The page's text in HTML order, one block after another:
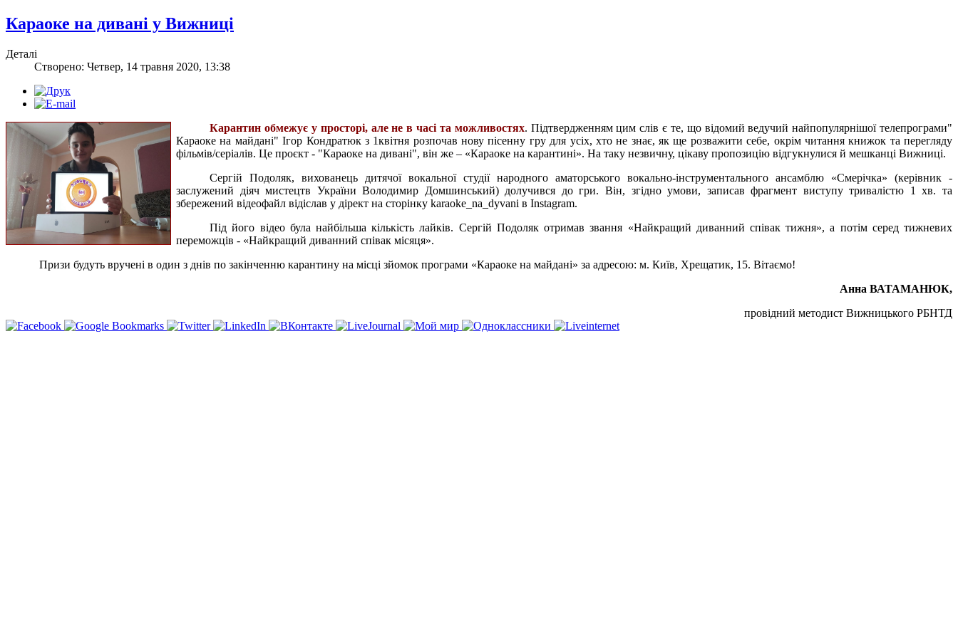
Караоке на дивані у Вижниці
Деталі
Створено: Четвер, 14 травня 2020, 13:38
Карантин обмежує у просторі, але не в часі та можливостях. Підтвердженням цим слів є те, що відомий ведучий найпопулярнішої телепрограми"
Караоке на майдані" Ігор Кондратюк з 1квітня розпочав нову пісенну гру для усіх, хто не знає, як ще розважити себе, окрім читання книжок та перегляду
фільмів/серіалів. Це проєкт - "Караоке на дивані", він же – «Караоке на карантині». На таку незвичну, цікаву пропозицію відгукнулися й мешканці Вижниці.
Сергій Подоляк, вихованець дитячої вокальної студії народного аматорського вокально-інструментального ансамблю «Смерічка» (керівник -
заслужений діяч мистецтв України Володимир Домшинський) долучився до гри. Він, згідно умови, записав фрагмент виступу тривалістю 1 хв. та
збережений відеофайл відіслав у дірект на сторінку karaoke_na_dyvani в Instagram.
Під його відео була найбільша кількість лайків. Сергій Подоляк отримав звання «Найкращий диванний співак тижня», а потім серед тижневих
переможців - «Найкращий диванний співак місяця».
Призи будуть вручені в один з днів по закінченню карантину на місці зйомок програми «Караоке на майдані» за адресою: м. Київ, Хрещатик, 15. Вітаємо!
Анна ВАТАМАНЮК,
провідний методист Вижницького РБНТД